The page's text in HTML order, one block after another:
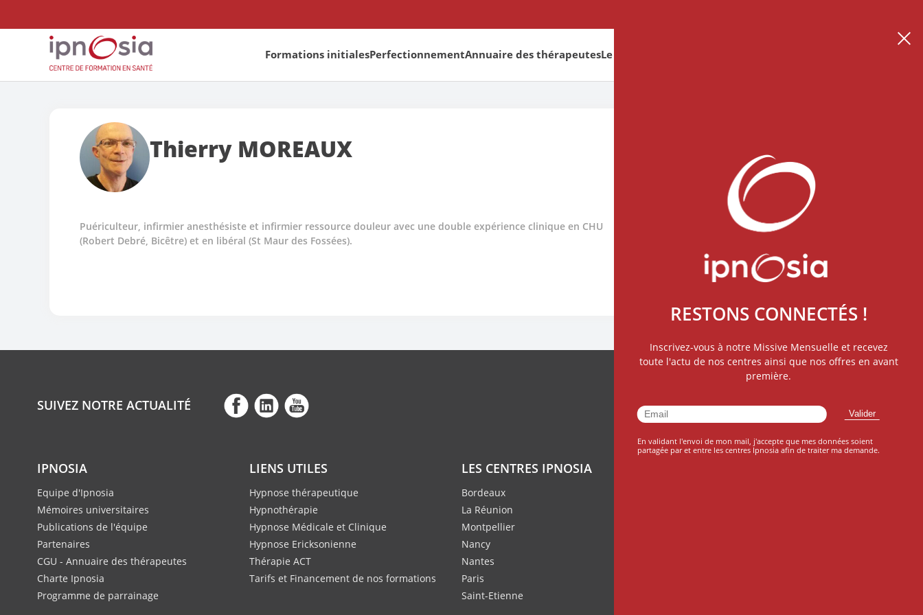
Formations initialesPerfectionnementAnnuaire des thérapeutesLe Blog
Thierry MOREAUX
Puériculteur, infirmier anesthésiste et infirmier ressource douleur avec une double expérience clinique en CHU
(Robert Debré, Bicêtre) et en libéral (St Maur des Fossées).
nous contacter en cliquant ci-dessous.
CONTACTEZ NOUS
SUIVEZ NOTRE ACTUALITÉ
IPNOSIA
Equipe d'Ipnosia
Mémoires universitaires
Publications de l'équipe
Partenaires
CGU - Annuaire des thérapeutes
Charte Ipnosia
Programme de parrainage
LIENS UTILES
Hypnose thérapeutique
Hypnothérapie
Hypnose Médicale et Clinique
Hypnose Ericksonienne
Thérapie ACT
Tarifs et Financement de nos formations
LES CENTRES IPNOSIA
Bordeaux
La Réunion
Montpellier
Nancy
Nantes
Paris
Saint-Etienne
RESTONS CONNECTÉS !
Inscrivez-vous à notre Missive Mensuelle et recevez
toute l'actu de nos centres ainsi que nos offres en avant
première.
En validant l'envoi de mon mail, j'accepte que mes données soient
partagée par et entre les centres Ipnosia afin de traiter ma demande.